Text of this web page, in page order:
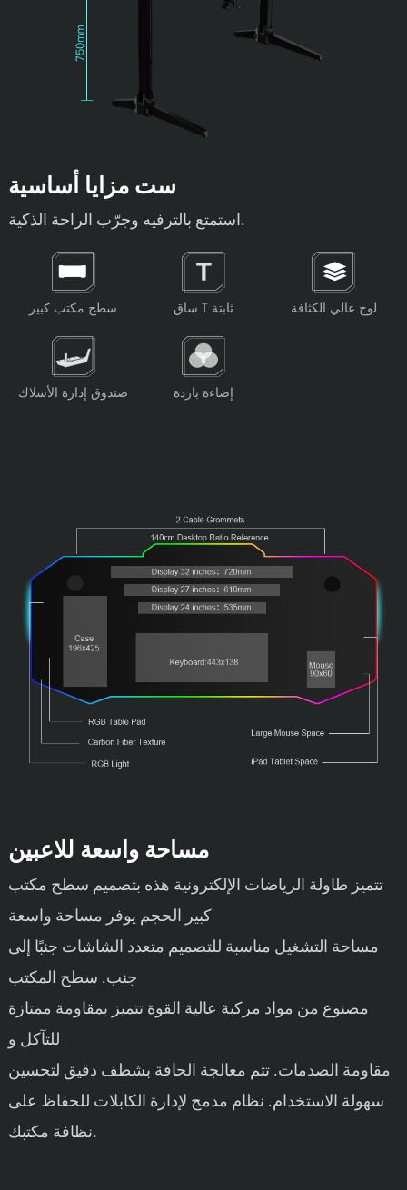
ست مزايا أساسية
استمتع بالترفيه وجرّب الراحة الذكية.
سطح مكتب كبير ساق T ثابتة لوح عالي الكثافة
صندوق إدارة الأسلاك إضاءة باردة
مساحة واسعة للاعبين
تتميز طاولة الرياضات الإلكترونية هذه بتصميم سطح مكتب
كبير الحجم يوفر مساحة واسعة
مساحة التشغيل مناسبة للتصميم متعدد الشاشات جنبًا إلى
جنب. سطح المكتب
مصنوع من مواد مركبة عالية القوة تتميز بمقاومة ممتازة
للتآكل و
مقاومة الصدمات. تتم معالجة الحافة بشطف دقيق لتحسين
سهولة الاستخدام. نظام مدمج لإدارة الكابلات للحفاظ على
نظافة مكتبك.